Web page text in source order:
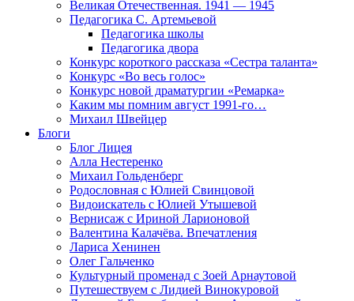
Великая Отечественная. 1941 — 1945
Педагогика С. Артемьевой
Педагогика школы
Педагогика двора
Конкурс короткого рассказа «Сестра таланта»
Конкурс «Во весь голос»
Конкурс новой драматургии «Ремарка»
Каким мы помним август 1991-го…
Михаил Швейцер
Блоги
Блог Лицея
Алла Нестеренко
Михаил Гольденберг
Родословная с Юлией Свинцовой
Видоискатель с Юлией Утышевой
Вернисаж с Ириной Ларионовой
Валентина Калачёва. Впечатления
Лариса Хенинен
Олег Гальченко
Культурный променад с Зоей Арнаутовой
Путешествуем с Лидией Винокуровой